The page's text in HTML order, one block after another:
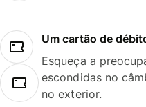
Um cartão de
Esqueça a
escondidas no
no exterior.